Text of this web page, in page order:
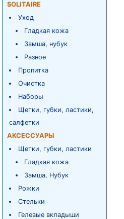
SOLITAIRE
Уход
Гладкая кожа
Замша, нубук
Разное
Пропитка
Очистка
Наборы
Щетки, губки, ластики,
салфетки
АКСЕССУАРЫ
Щетки, губки, ластики
Гладкая кожа
Замша, Нубук
Рожки
Стельки
Гелевые вкладыши